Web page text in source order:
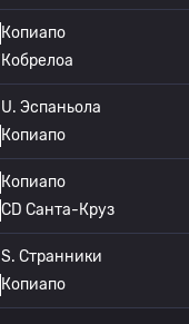
Копиапо
Кобрелоа
U. Эспаньола
Копиапо
Копиапо
CD Санта-Круз
S. Странники
Копиапо